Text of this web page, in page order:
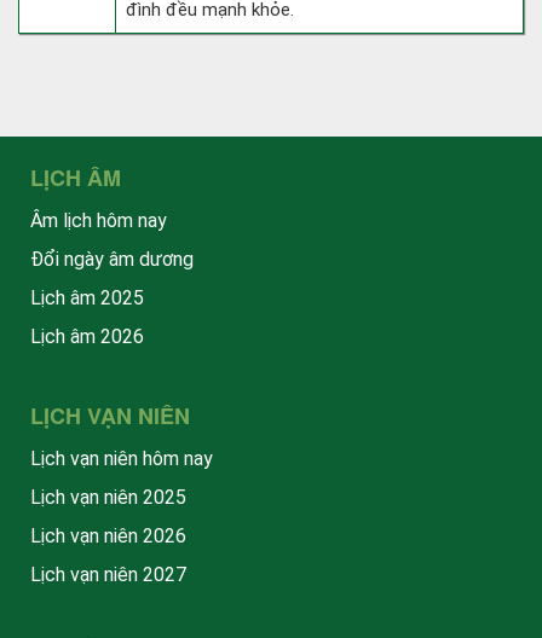
đình đều mạnh khỏe.
LỊCH ÂM
Âm lịch hôm nay
Đổi ngày âm dương
Lịch âm 2025
Lịch âm 2026
LỊCH VẠN NIÊN
Lịch vạn niên hôm nay
Lịch vạn niên 2025
Lịch vạn niên 2026
Lịch vạn niên 2027